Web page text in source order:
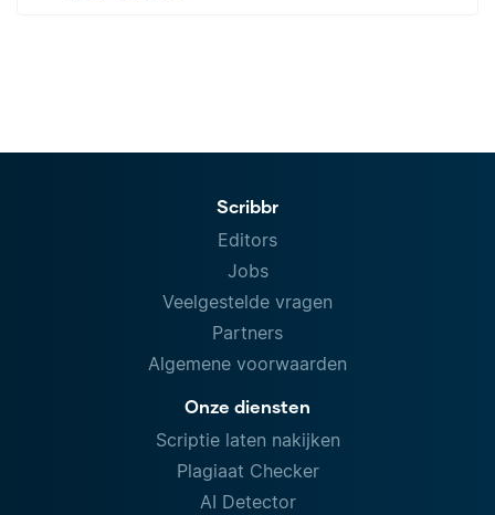
Scribbr
Editors
Jobs
Veelgestelde vragen
Partners
Algemene voorwaarden
Onze diensten
Scriptie laten nakijken
Plagiaat Checker
AI Detector